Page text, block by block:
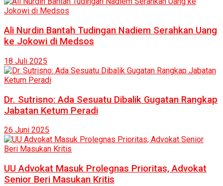
Ali Nurdin Bantah Tudingan Nadiem Serahkan Uang
ke Jokowi di Medsos
18 Juli 2025
Dr. Sutrisno: Ada Sesuatu Dibalik Gugatan Rangkap
Jabatan Ketum Peradi
26 Juni 2025
UU Advokat Masuk Prolegnas Prioritas, Advokat
Senior Beri Masukan Kritis